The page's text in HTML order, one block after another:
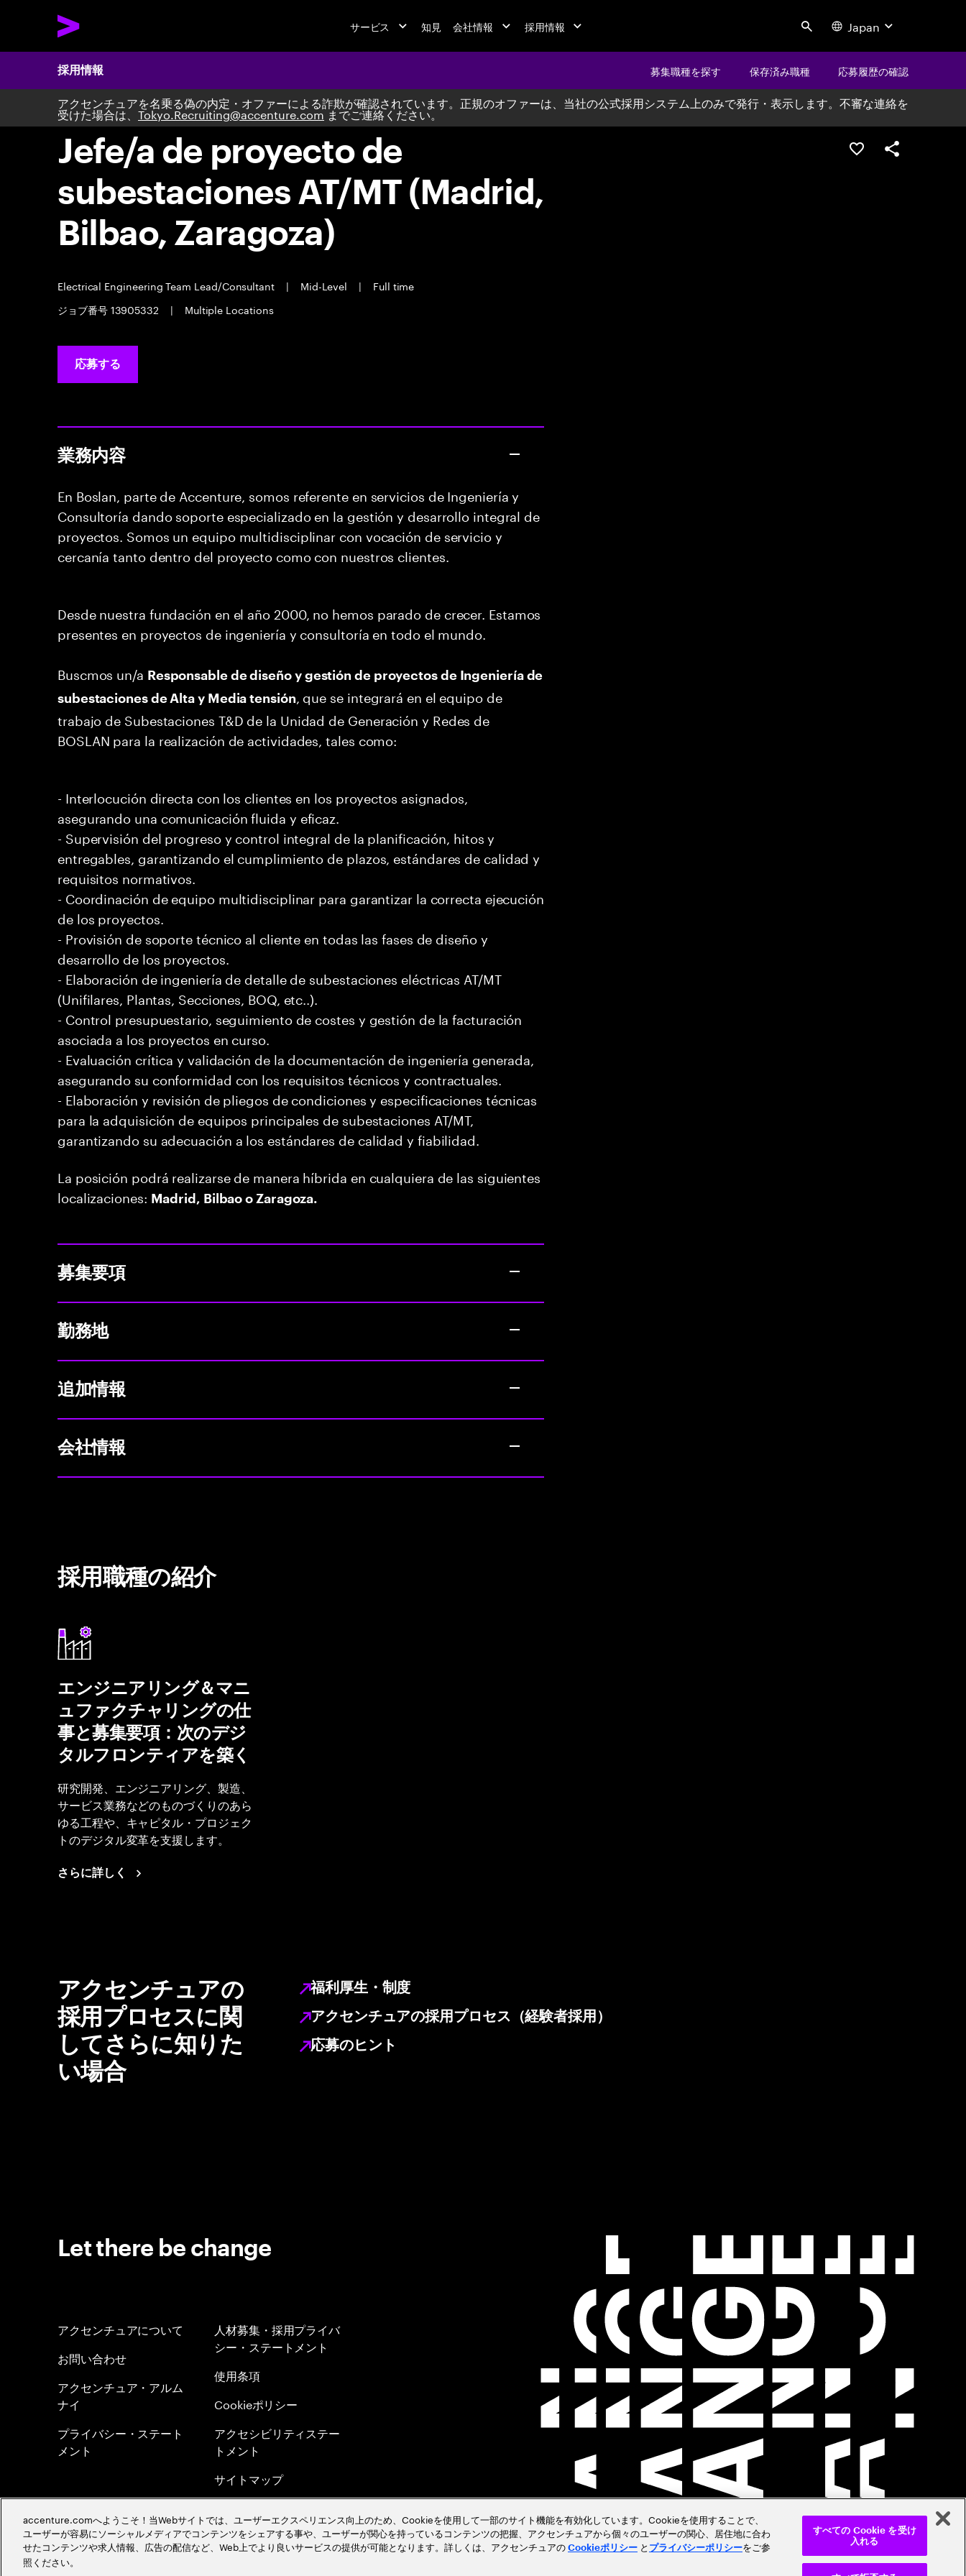
サービス 知見 会社情報 採用情報 Search Japan
採用情報 募集職種を探す 保存済み職種 応募履歴の確認
アクセンチュアを名乗る偽の内定・オファーによる詐欺が確認されています。正規のオファーは、当社の公式採用システム上のみで発行・表示します。不審な連絡を
受けた場合は、 Tokyo.Recruiting@accenture.comまでご連絡ください。
Jefe/a de proyecto de
subestaciones AT/MT (Madrid,
Bilbao, Zaragoza)
Electrical Engineering Team Lead/Consultant | Mid-Level |
Full time
ジョブ番号 13905332
| Multiple Locations
ポジションを保存す
シェア
応募する
業務内容
En Boslan, parte de Accenture, somos referente en servicios de Ingeniería y
Consultoría dando soporte especializado en la gestión y desarrollo integral de
proyectos. Somos un equipo multidisciplinar con vocación de servicio y
cercanía tanto dentro del proyecto como con nuestros clientes.
Desde nuestra fundación en el año 2000, no hemos parado de crecer. Estamos
presentes en proyectos de ingeniería y consultoría en todo el mundo.
Buscmos un/a Responsable de diseño y gestión de proyectos de Ingeniería de
subestaciones de Alta y Media tensión, que se integrará en el equipo de
trabajo de Subestaciones T&D de la Unidad de Generación y Redes de
BOSLAN para la realización de actividades, tales como:
- Interlocución directa con los clientes en los proyectos asignados,
asegurando una comunicación fluida y eficaz.
- Supervisión del progreso y control integral de la planificación, hitos y
entregables, garantizando el cumplimiento de plazos, estándares de calidad y
requisitos normativos.
- Coordinación de equipo multidisciplinar para garantizar la correcta ejecución
de los proyectos.
- Provisión de soporte técnico al cliente en todas las fases de diseño y
desarrollo de los proyectos.
- Elaboración de ingeniería de detalle de subestaciones eléctricas AT/MT
(Unifilares, Plantas, Secciones, BOQ, etc..).
- Control presupuestario, seguimiento de costes y gestión de la facturación
asociada a los proyectos en curso.
- Evaluación crítica y validación de la documentación de ingeniería generada,
asegurando su conformidad con los requisitos técnicos y contractuales.
- Elaboración y revisión de pliegos de condiciones y especificaciones técnicas
para la adquisición de equipos principales de subestaciones AT/MT,
garantizando su adecuación a los estándares de calidad y fiabilidad.
La posición podrá realizarse de manera híbrida en cualquiera de las siguientes
localizaciones: Madrid, Bilbao o Zaragoza.
募集要項
勤務地
追加情報
会社情報
採用職種の紹介
エンジニアリング＆マニ
ュファクチャリングの仕
事と募集要項：次のデジ
タルフロンティアを築く
研究開発、エンジニアリング、製造、
サービス業務などのものづくりのあら
ゆる工程や、キャピタル・プロジェク
トのデジタル変革を支援します。
さらに詳しく
アクセンチュアの
採用プロセスに関
してさらに知りた
い場合
福利厚生・制度
アクセンチュアの採用プロセス（経験者採用）
応募のヒント
Let there be change
アクセンチュアについて
お問い合わせ
アクセンチュア・アルム
ナイ
プライバシー・ステート
メント
人材募集・採用プライバ
シー・ステートメント
使用条項
Cookieポリシー
アクセシビリティステー
トメント
サイトマップ
シー
採用イベント情報を見る
accenture.comへようこそ！当Webサイトでは、ユーザーエクスペリエンス向上のため、Cookieを使用して一部のサイト機能を有効化しています。Cookieを使用することで、
ユーザーが容易にソーシャルメディアでコンテンツをシェアする事や、ユーザーが関心を持っているコンテンツの把握、アクセンチュアから個々のユーザーの関心、居住地に合わ
せたコンテンツや求人情報、広告の配信など、Web上でより良いサービスの提供が可能となります。詳しくは、アクセンチュアの Cookieポリシー と プライバシーポリシーをご参
照ください。
すべての Cookie を受け
入れる